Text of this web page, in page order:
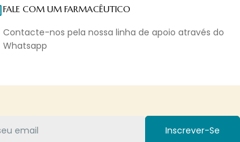
FALE COM UM FARMACÊUTICO
Contacte-nos pela nossa linha de apoio através do
Whatsapp
Inscrever-Se